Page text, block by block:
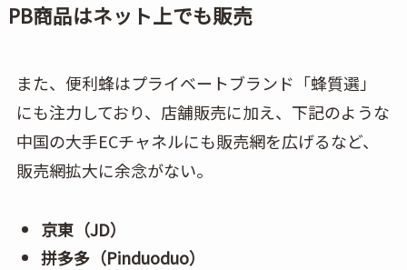
PB商品はネット上でも販売
また、便利蜂はプライベートブランド「蜂質選」
にも注力しており、店舗販売に加え、下記のような
中国の大手ECチャネルにも販売網を広げるなど、
販売網拡大に余念がない。
京東（JD）
拼多多（Pinduoduo）